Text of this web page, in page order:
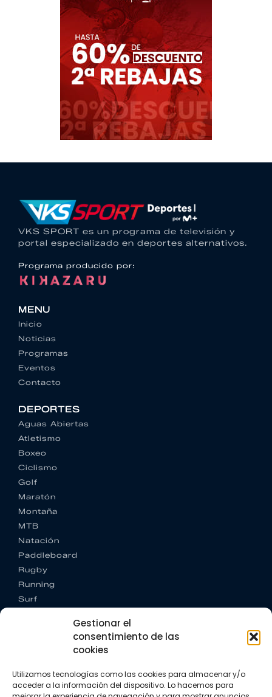
Gestionar el
consentimiento de las
cookies
Utilizamos tecnologías como las cookies para almacenar y/o
acceder a la información del dispositivo. Lo hacemos para
VKS SPORT es un programa de televisión y
portal especializado en deportes alternativos.
Programa producido por:
MENU
Inicio
Noticias
Programas
Eventos
Contacto
DEPORTES
Aguas Abiertas
Atletismo
Boxeo
Ciclismo
Golf
Maratón
Montaña
MTB
Natación
Paddleboard
Rugby
Running
Surf
CONTACTO
+34 662 342 177
info@vkssport.com